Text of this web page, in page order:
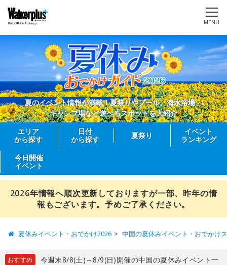
MENU
夏のイベント情報が満載！夏祭りやプール、海水浴場、
キャンプ場など遊べるスポットを大紹介
エリア
から探す
日付
から探す
夏祭り
イベント
ランキング
今日開催
イベント
2026年情報へ順次更新しておりますが一部、昨年の情
報もございます。予めご了承ください。
夏休みイベント・おでかけ2026 中国の夏休みイベント・おでかけ
おすすめ
今週末8/8(土)～8/9(日)開催の中国の夏休みイベント一